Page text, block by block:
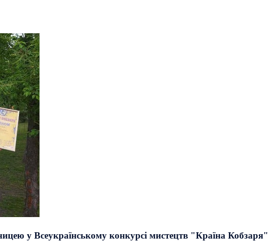
у Всеукраїнському конкурсі мистецтв "Країна Кобзаря"